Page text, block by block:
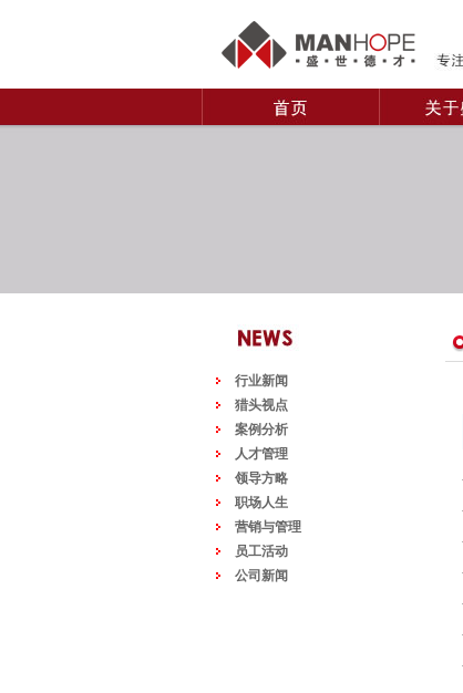
行业新闻
猎头视点
案例分析
人才管理
领导方略
职场人生
营销与管理
员工活动
公司新闻